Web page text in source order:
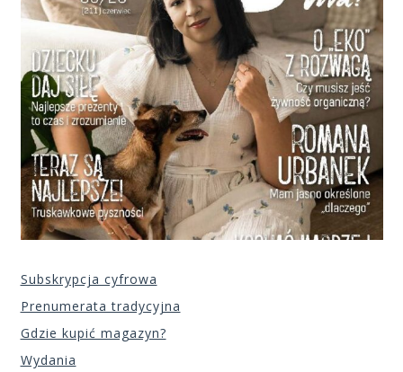
Subskrypcja cyfrowa
Prenumerata tradycyjna
Gdzie kupić magazyn?
Wydania